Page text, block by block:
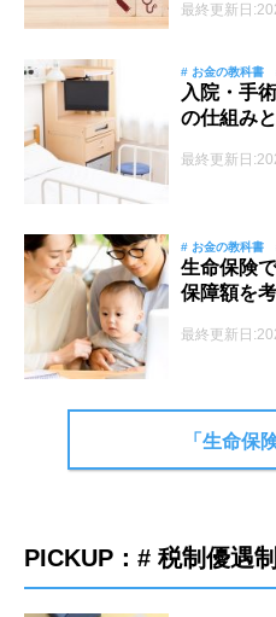
最終更新日
# お金の教科書
入院・手
の仕組み
最終更新日
# お金の教科書
生命保険
保障額を
最終更新日
「生命保
PICKUP：# 税制優遇